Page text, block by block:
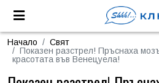
Начало
Свят
Показен разстрел! Пръснаха
красотата във Венецуела!